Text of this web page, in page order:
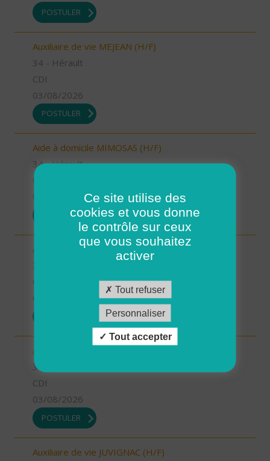
POSTULER
Auxiliaire de vie MEJEAN (H/F)
34 - Hérault
CDI
03/08/2026
POSTULER
Aide à domicile MIMOSAS (H/F)
34 - Hérault
POSTULER
Auxiliaire de vie MIMOSAS (H/F)
Auxiliaire de vie MONTPELLIER OUEST (H/F)
34 - Hérault
CDI
03/08/2026
POSTULER
Auxiliaire de vie JUVIGNAC (H/F)
Ce site utilise des
cookies et vous donne
le contrôle sur ceux
que vous souhaitez
activer
Tout refuser
Personnaliser
Tout accepter